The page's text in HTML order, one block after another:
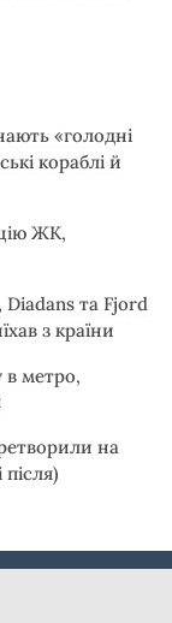
«голодні
кораблі й
ЖК,
та Fjord
з країни
в метро,
на